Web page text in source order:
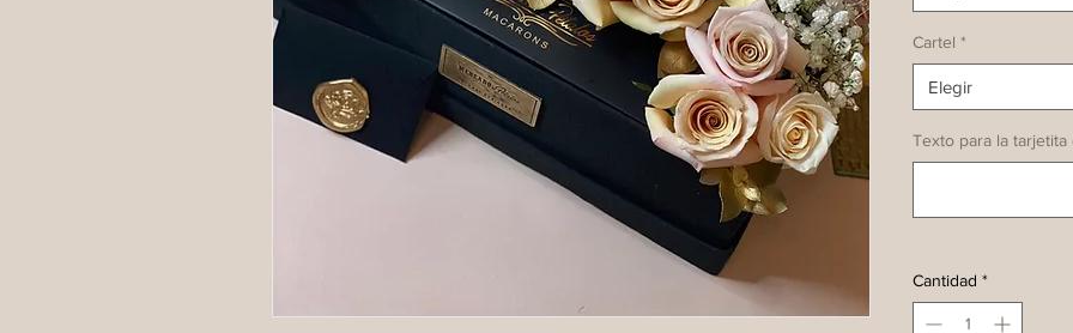
Cartel *
Elegir
Texto para la
Cantidad *